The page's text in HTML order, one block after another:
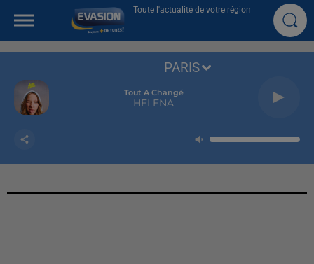
Toute l'actualité de votre région
Tout A Changé
HELENA
PARIS